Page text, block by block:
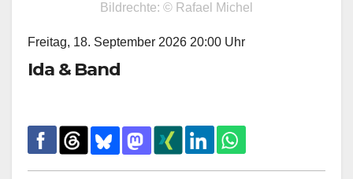
Bildrechte: © Rafael Michel
Freitag, 18. September 2026 20:00 Uhr
Ida & Band